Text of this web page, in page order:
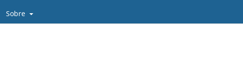
Sobre